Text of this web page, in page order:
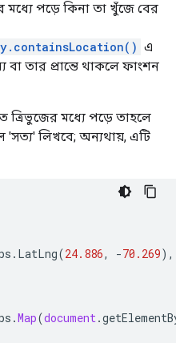
মধ্যে পড়ে কিনা তা খুঁজে বের
এ
তার প্রান্তে থাকলে ফাংশন
ত্রিভুজের মধ্যে পড়ে তাহলে
'সত্য' লিখবে; অন্যথায়, এটি
. LatLng(24.886, -70.269),
.Map(document.